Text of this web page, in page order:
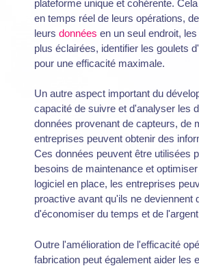
plateforme unique et cohérente.
en temps réel de leurs opérations,
leurs données en un seul endroit,
plus éclairées, identifier les goulets
pour une efficacité maximale.
Un autre aspect important du
capacité de suivre et d'analyser les
données provenant de capteurs, de
entreprises peuvent obtenir des
Ces données peuvent être utilisées
besoins de maintenance et
logiciel en place, les entreprises
proactive avant qu'ils ne
d'économiser du temps et de
Outre l'amélioration de l'efficacité
fabrication peut également aider les